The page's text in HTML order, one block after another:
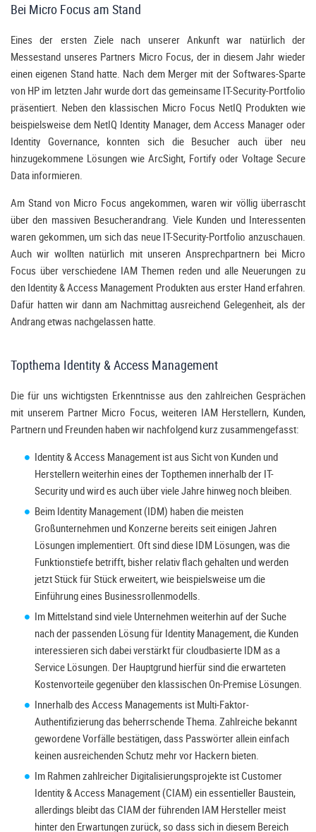
Bei Micro Focus am Stand
Eines der ersten Ziele nach unserer Ankunft war natürlich der
Messestand unseres Partners Micro Focus, der in diesem Jahr wieder
einen eigenen Stand hatte. Nach dem Merger mit der Softwares-Sparte
von HP im letzten Jahr wurde dort das gemeinsame IT-Security-Portfolio
präsentiert. Neben den klassischen Micro Focus NetIQ Produkten wie
beispielsweise dem NetIQ Identity Manager, dem Access Manager oder
Identity Governance, konnten sich die Besucher auch über neu
hinzugekommene Lösungen wie ArcSight, Fortify oder Voltage Secure
Data informieren.
Am Stand von Micro Focus angekommen, waren wir völlig überrascht
über den massiven Besucherandrang. Viele Kunden und Interessenten
waren gekommen, um sich das neue IT-Security-Portfolio anzuschauen.
Auch wir wollten natürlich mit unseren Ansprechpartnern bei Micro
Focus über verschiedene IAM Themen reden und alle Neuerungen zu
den Identity & Access Management Produkten aus erster Hand erfahren.
Dafür hatten wir dann am Nachmittag ausreichend Gelegenheit, als der
Andrang etwas nachgelassen hatte.
Topthema Identity & Access Management
Die für uns wichtigsten Erkenntnisse aus den zahlreichen Gesprächen
mit unserem Partner Micro Focus, weiteren IAM Herstellern, Kunden,
Partnern und Freunden haben wir nachfolgend kurz zusammengefasst:
Identity & Access Management ist aus Sicht von Kunden und
Herstellern weiterhin eines der Topthemen innerhalb der IT-
Security und wird es auch über viele Jahre hinweg noch bleiben.
Beim Identity Management (IDM) haben die meisten
Großunternehmen und Konzerne bereits seit einigen Jahren
Lösungen implementiert. Oft sind diese IDM Lösungen, was die
Funktionstiefe betrifft, bisher relativ flach gehalten und werden
jetzt Stück für Stück erweitert, wie beispielsweise um die
Einführung eines Businessrollenmodells.
Im Mittelstand sind viele Unternehmen weiterhin auf der Suche
nach der passenden Lösung für Identity Management, die Kunden
interessieren sich dabei verstärkt für cloudbasierte IDM as a
Service Lösungen. Der Hauptgrund hierfür sind die erwarteten
Kostenvorteile gegenüber den klassischen On-Premise Lösungen.
Innerhalb des Access Managements ist Multi-Faktor-
Authentifizierung das beherrschende Thema. Zahlreiche bekannt
gewordene Vorfälle bestätigen, dass Passwörter allein einfach
keinen ausreichenden Schutz mehr vor Hackern bieten.
Im Rahmen zahlreicher Digitalisierungsprojekte ist Customer
Identity & Access Management (CIAM) ein essentieller Baustein,
allerdings bleibt das CIAM der führenden IAM Hersteller meist
hinter den Erwartungen zurück, so dass sich in diesem Bereich